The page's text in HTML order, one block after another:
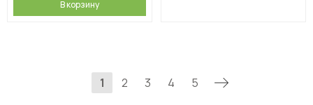
В корзину
1 2 3 4 5